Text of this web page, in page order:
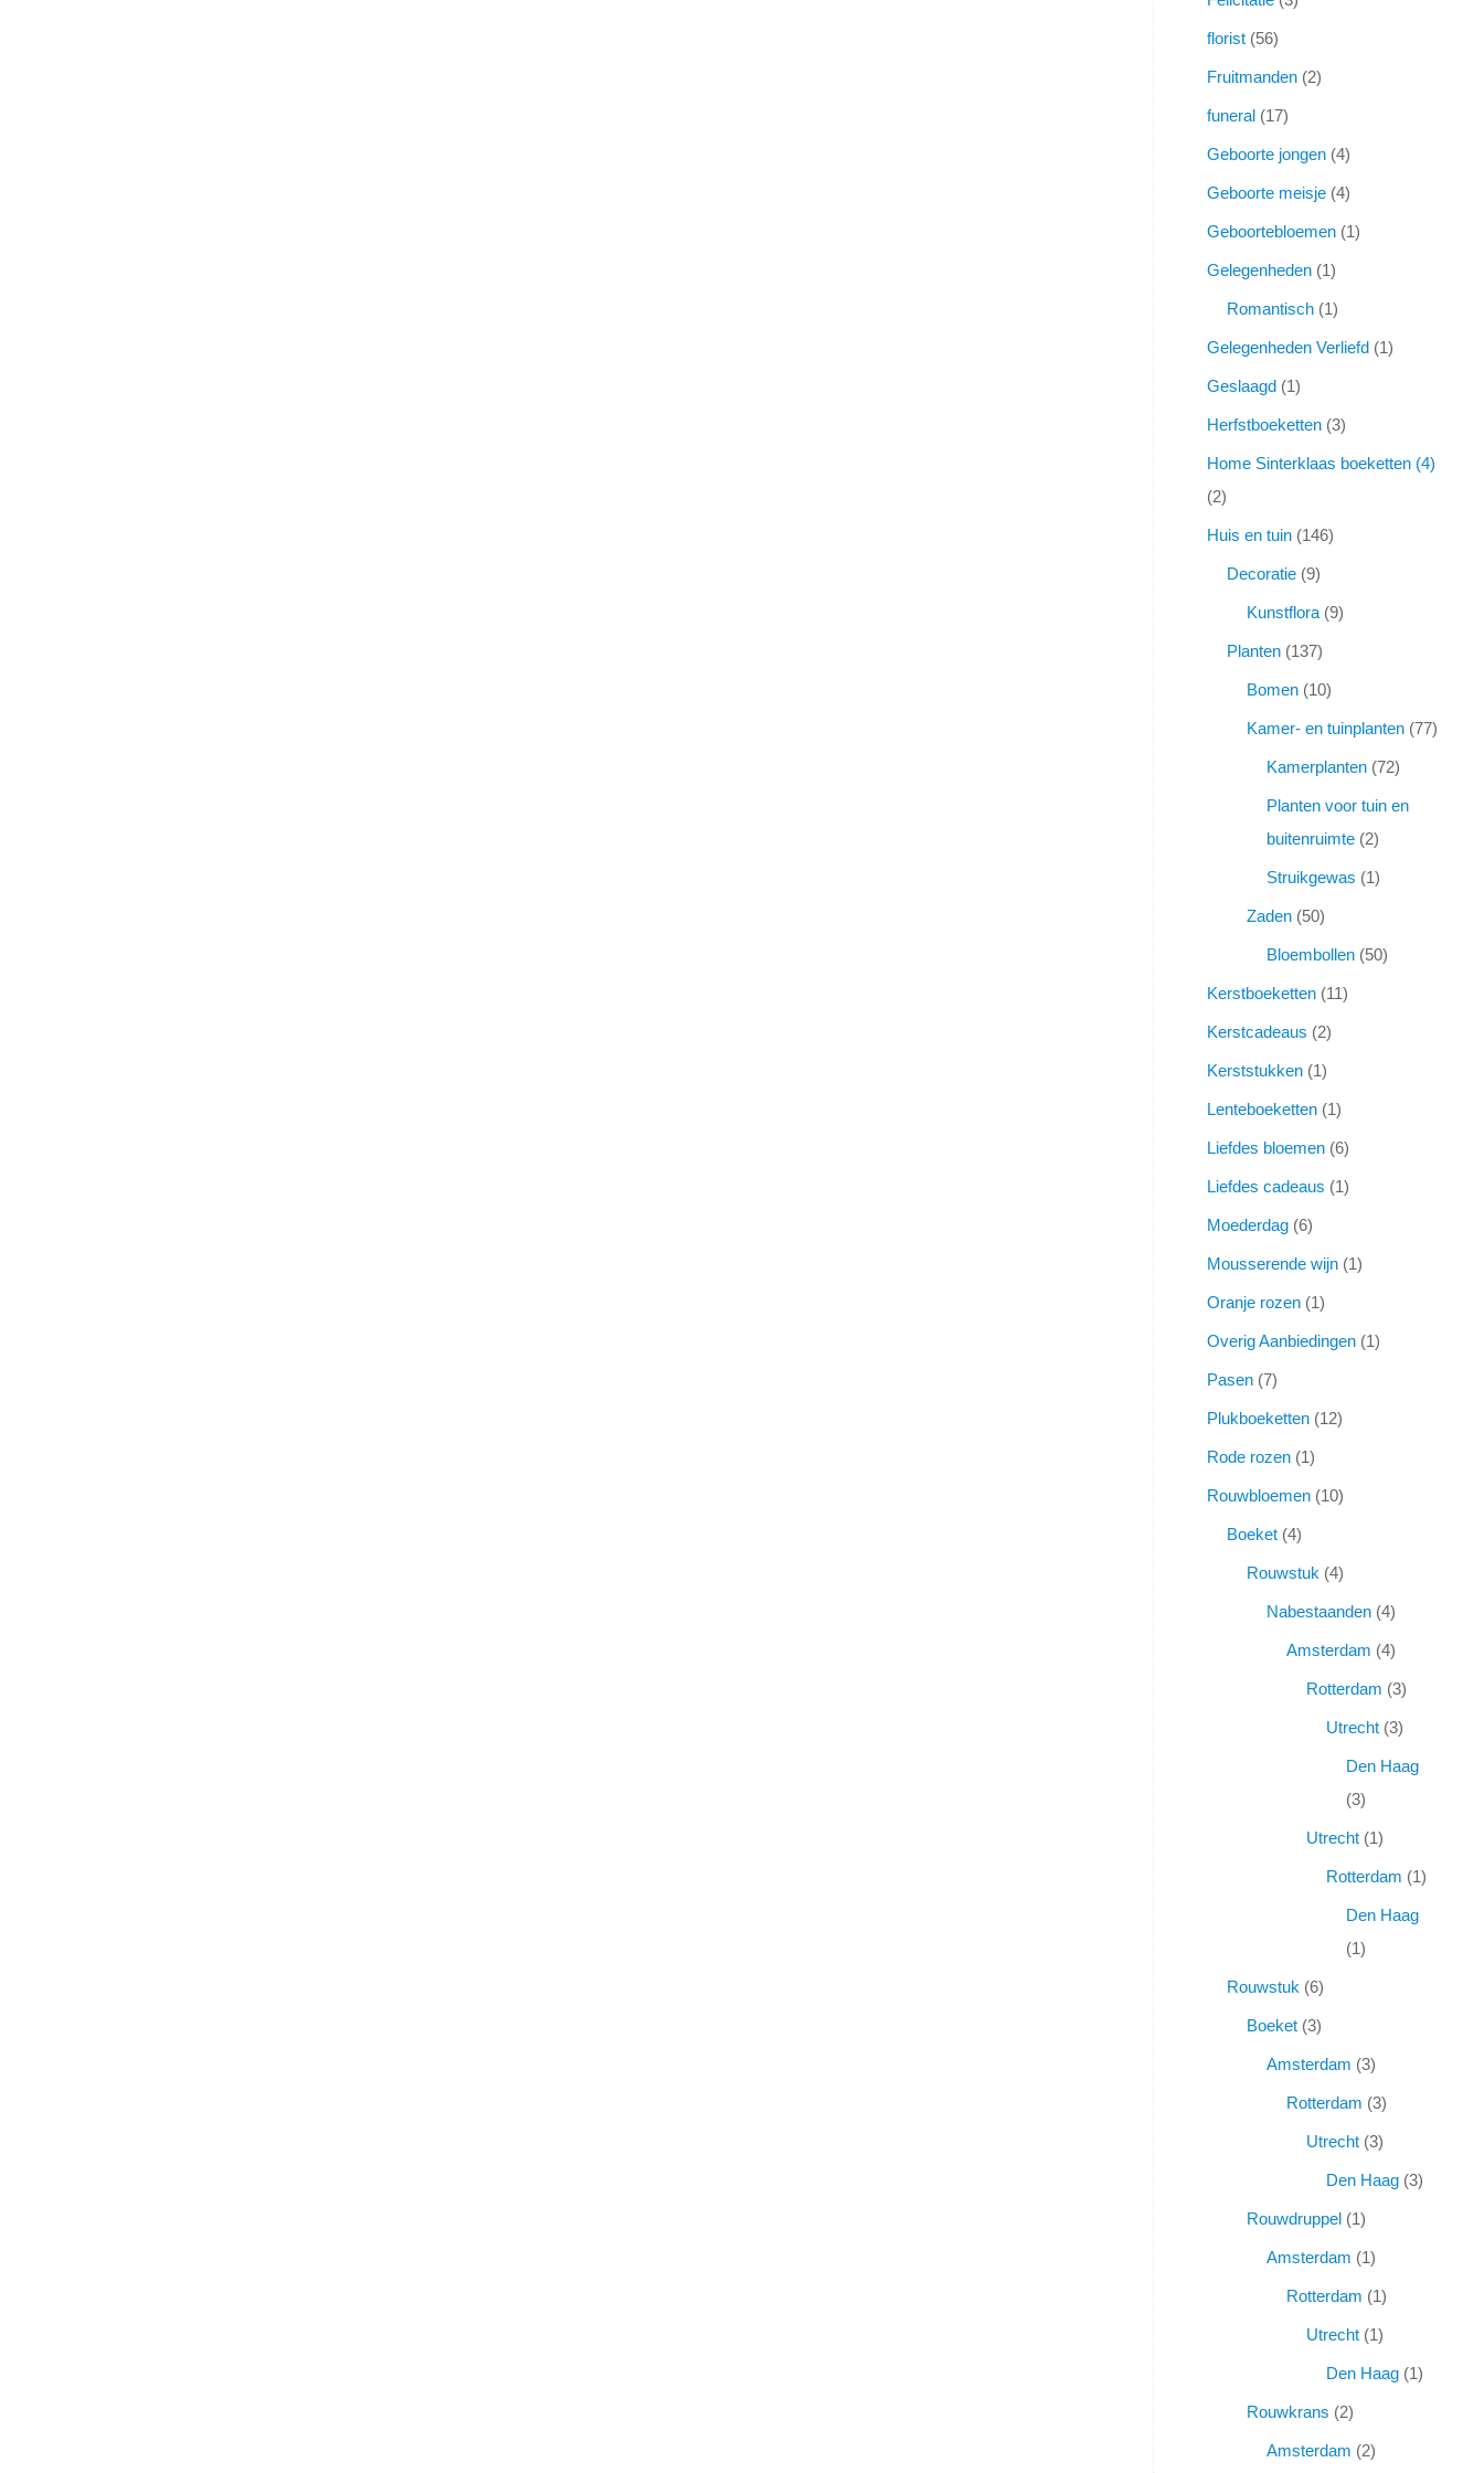
florist 56
Fruitmanden 2
funeral 17
Geboorte jongen 4
Geboorte meisje 4
Geboortebloemen 1
Gelegenheden 1
Romantisch 1
Gelegenheden Verliefd 1
Geslaagd 1
Herfstboeketten 3
Home Sinterklaas boeketten (4)
2
Huis en tuin 146
Decoratie 9
Kunstflora 9
Planten 137
Bomen 10
Kamer- en tuinplanten 77
Kamerplanten 72
Planten voor tuin en
buitenruimte 2
Struikgewas 1
Zaden 50
Bloembollen 50
Kerstboeketten 11
Kerstcadeaus 2
Kerststukken 1
Lenteboeketten 1
Liefdes bloemen 6
Liefdes cadeaus 1
Moederdag 6
Mousserende wijn 1
Oranje rozen 1
Overig Aanbiedingen 1
Pasen 7
Plukboeketten 12
Rode rozen 1
Rouwbloemen 10
Boeket 4
Rouwstuk 4
Nabestaanden 4
Amsterdam 4
Rotterdam 3
Utrecht 3
Den Haag
3
Utrecht 1
Rotterdam 1
Den Haag
1
Rouwstuk 6
Boeket 3
Amsterdam 3
Rotterdam 3
Utrecht 3
Den Haag 3
Rouwdruppel 1
Amsterdam 1
Rotterdam 1
Utrecht 1
Den Haag 1
Rouwkrans 2
Amsterdam 2